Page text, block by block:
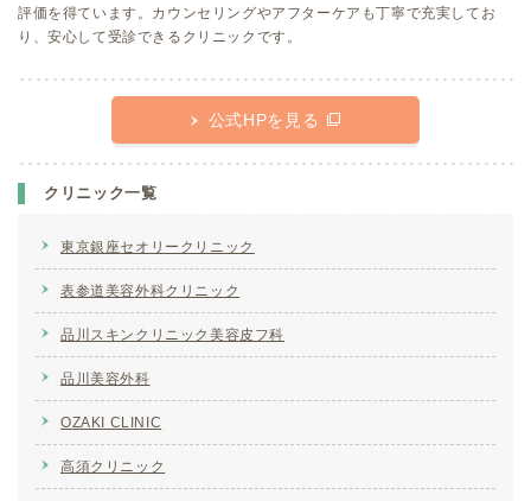
評価を得ています。カウンセリングやアフターケアも丁寧で充実してお
り、安心して受診できるクリニックです。
公式HPを見る
クリニック一覧
東京銀座セオリークリニック
表参道美容外科クリニック
品川スキンクリニック美容皮フ科
品川美容外科
OZAKI CLINIC
高須クリニック